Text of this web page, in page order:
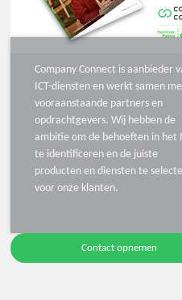
Company Connect is aanbieder
ICT-diensten en werkt samen
vooraanstaande partners en
opdrachtgevers. Wij hebben de
ambitie om de behoeften in het
te identificeren en de juiste
producten en diensten te
voor onze klanten.
Contact opnemen